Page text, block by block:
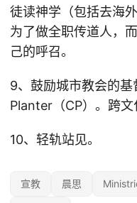
徒读神学（包括去海
为了做全职传道人，
己的呼召。
9、鼓励城市教会的
Planter（CP）。跨文
10、轻轨站见。
宣教 晨思